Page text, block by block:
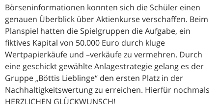
Börseninformationen konnten sich die Schüler einen
genauen Überblick über Aktienkurse verschaffen. Beim
Planspiel hatten die Spielgruppen die Aufgabe, ein
fiktives Kapital von 50.000 Euro durch kluge
Wertpapierkäufe und –verkäufe zu vermehren. Durch
eine geschickt gewählte Anlagestrategie gelang es der
Gruppe „Böttis Lieblinge“ den ersten Platz in der
Nachhaltigkeitswertung zu erreichen. Hierfür nochmals
HERZLICHEN GLÜCKWUNSCH!